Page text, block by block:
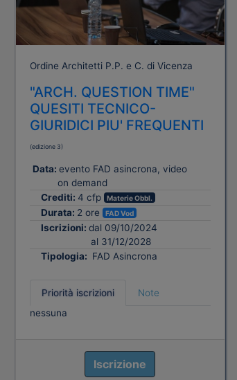
Ordine Architetti P.P. e C. di Vicenza
"ARCH. QUESTION TIME"
QUESITI TECNICO-
GIURIDICI PIU' FREQUENTI
(edizione 3)
Data: evento FAD asincrona, video
on demand
Crediti: 4 cfp Materie Obbl.
Durata: 2 ore FAD Vod
Iscrizioni: dal 09/10/2024
al 31/12/2028
Tipologia: FAD Asincrona
Priorità iscrizioni
Note
nessuna
Iscrizione